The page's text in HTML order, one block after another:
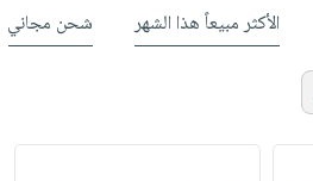
الأكثر مبيعاً هذا الشهر شحن مجاني